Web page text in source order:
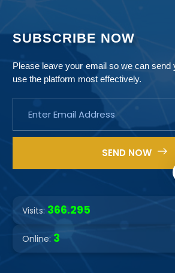
SUBSCRIBE NOW
Please leave your email so we can send
use the platform most effectively.
SEND NOW
Visits: 366.295
Online: 3